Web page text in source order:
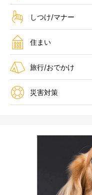
しつけ/マナー
住まい
旅行/おでかけ
災害対策